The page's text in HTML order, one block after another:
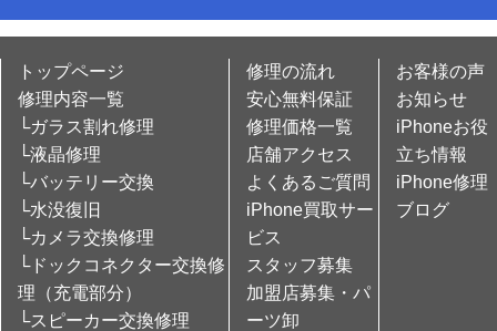
トップページ
修理内容一覧
└ガラス割れ修理
└液晶修理
└バッテリー交換
└水没復旧
└カメラ交換修理
└ドックコネクター交換修
理（充電部分）
└スピーカー交換修理
修理の流れ
安心無料保証
修理価格一覧
店舗アクセス
よくあるご質問
iPhone買取サー
ビス
スタッフ募集
加盟店募集・パ
ーツ卸
お客様の声
お知らせ
iPhoneお役
立ち情報
iPhone修理
ブログ